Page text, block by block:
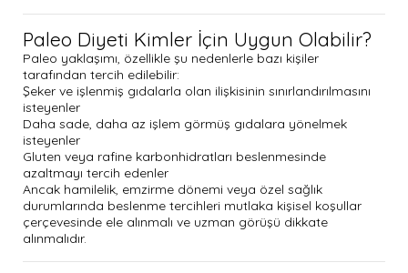
Paleo Diyeti Kimler İçin Uygun Olabilir?
Paleo yaklaşımı, özellikle şu nedenlerle bazı kişiler
tarafından tercih edilebilir:
Şeker ve işlenmiş gıdalarla olan ilişkisinin sınırlandırılmasını
isteyenler
Daha sade, daha az işlem görmüş gıdalara yönelmek
isteyenler
Gluten veya rafine karbonhidratları beslenmesinde
azaltmayı tercih edenler
Ancak hamilelik, emzirme dönemi veya özel sağlık
durumlarında beslenme tercihleri mutlaka kişisel koşullar
çerçevesinde ele alınmalı ve uzman görüşü dikkate
alınmalıdır.